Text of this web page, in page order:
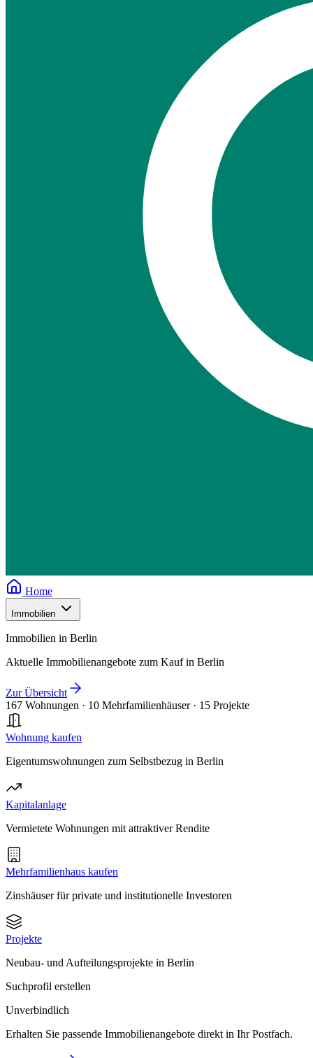
Home
Immobilien
Immobilien in Berlin
Aktuelle Immobilienangebote zum Kauf in Berlin
Zur Übersicht
167 Wohnungen · 10 Mehrfamilienhäuser · 15 Projekte
Wohnung kaufen
Eigentumswohnungen zum Selbstbezug in Berlin
Kapitalanlage
Vermietete Wohnungen mit attraktiver Rendite
Mehrfamilienhaus kaufen
Zinshäuser für private und institutionelle Investoren
Projekte
Neubau- und Aufteilungsprojekte in Berlin
Suchprofil erstellen
Unverbindlich
Erhalten Sie passende Immobilienangebote direkt in Ihr Postfach.